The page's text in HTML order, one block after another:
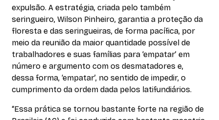
expulsão. A estratégia, criada pelo também
seringueiro, Wilson Pinheiro, garantia a proteção da
floresta e das seringueiras, de forma pacífica, por
meio da reunião da maior quantidade possível de
trabalhadores e suas famílias para ‘empatar’ em
número e argumento com os desmatadores e,
dessa forma, ‘empatar’, no sentido de impedir, o
cumprimento da ordem dada pelos latifundiários.
“Essa prática se tornou bastante forte na região de